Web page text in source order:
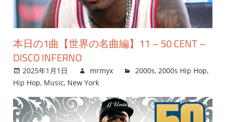
本日の1曲【世界の名曲編】11 – 50 CENT –
DISCO INFERNO
2025年1月1日 mrmyx 2000s, 2000s Hip Hop,
Hip Hop, Music, New York